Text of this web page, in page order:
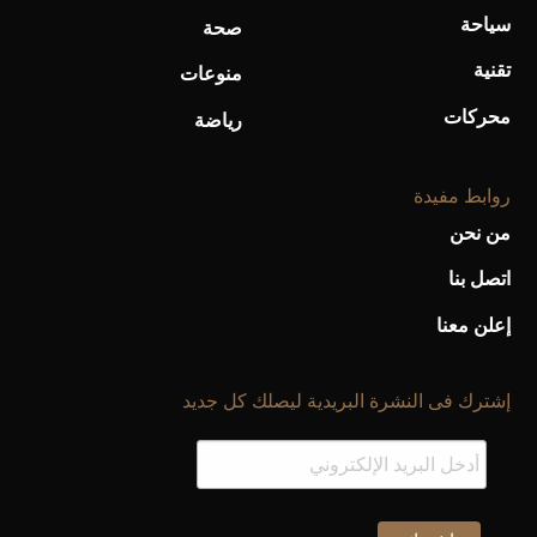
سياحة
تقنية
محركات
صحة
منوعات
رياضة
روابط مفيدة
من نحن
اتصل بنا
إعلن معنا
إشترك فى النشرة البريدية ليصلك كل جديد